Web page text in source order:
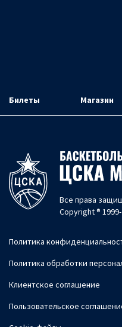
Билеты Магазин
Все права
Copyright ®
Политика
Политика обработки
Клиентское соглашение
Пользовательское